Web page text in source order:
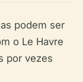
podem ser
o Le Havre
por vezes